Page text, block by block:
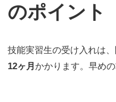
のポイント
技能実習生の受け入れは
12ヶ月かかります。早め